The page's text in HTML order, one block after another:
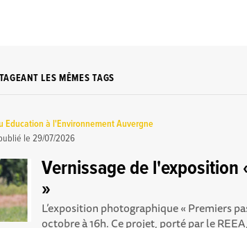
LES MÊMES TAGS
Education à l'Environnement Auvergne
le29/07/2026
Vernissage de l'exposition
»
L’exposition photographique « Premiers
octobre à 16h. Ce projet, porté par le